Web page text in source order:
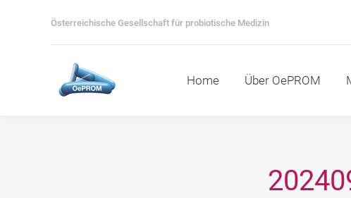
Österreichische Gesellschaft für probiotische Medizin
Home Über OePROM
Home Über OePROM